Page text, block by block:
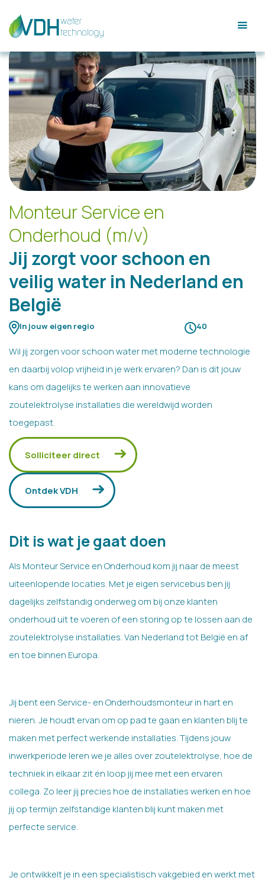
Monteur Service en
Onderhoud (m/v)
Jij zorgt voor schoon en
veilig water in Nederland en
België
In jouw eigen regio 40
Wil jij zorgen voor schoon water met moderne technologie
en daarbij volop vrijheid in je werk ervaren? Dan is dit jouw
kans om dagelijks te werken aan innovatieve
zoutelektrolyse installaties die wereldwijd worden
toegepast.
Solliciteer direct
Ontdek VDH
Dit is wat je gaat doen
Als Monteur Service en Onderhoud kom jij naar de meest
uiteenlopende locaties. Met je eigen servicebus ben jij
dagelijks zelfstandig onderweg om bij onze klanten
onderhoud uit te voeren of een storing op te lossen aan de
zoutelektrolyse installaties. Van Nederland tot België en af
en toe binnen Europa.
Jij bent een Service- en Onderhoudsmonteur in hart en
nieren. Je houdt ervan om op pad te gaan en klanten blij te
maken met perfect werkende installaties. Tijdens jouw
inwerkperiode leren we je alles over zoutelektrolyse, hoe de
techniek in elkaar zit én loop jij mee met een ervaren
collega. Zo leer jij precies hoe de installaties werken en hoe
jij op termijn zelfstandige klanten blij kunt maken met
perfecte service.
Je ontwikkelt je in een specialistisch vakgebied en werkt met